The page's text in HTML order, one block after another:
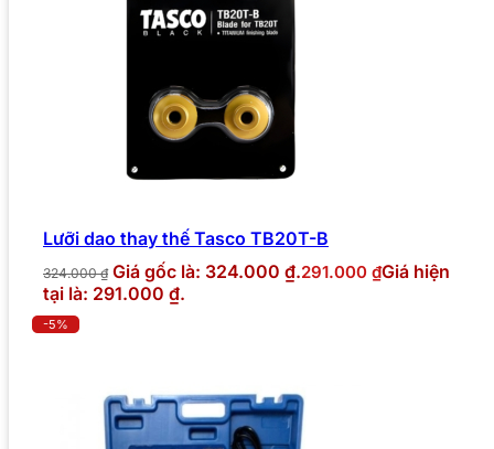
Lưỡi dao thay thế Tasco TB20T-B
324.000₫ Giá gốc là: 324.000 ₫.291.000 ₫Giá hiện
tại là: 291.000 ₫.
-5%